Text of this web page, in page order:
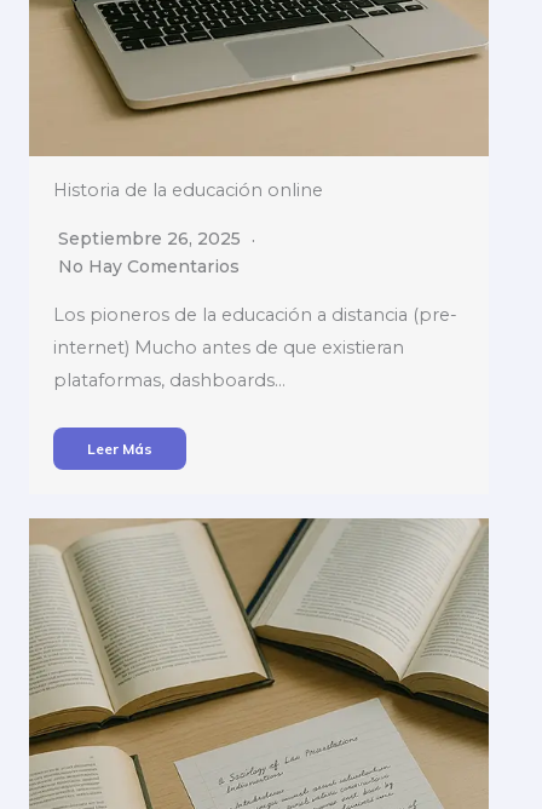
Historia de la educación online
Septiembre 26, 2025
No Hay Comentarios
Los pioneros de la educación a distancia (pre-
internet) Mucho antes de que existieran
plataformas, dashboards…
Leer Más